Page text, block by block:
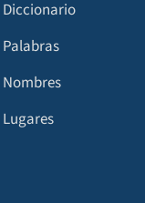
Diccionario
Palabras
Nombres
Lugares